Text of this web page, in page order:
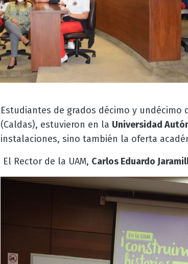
Estudiantes de grados décimo y undécimo
(Caldas), estuvieron en la Universidad
instalaciones, sino también la oferta
El Rector de la UAM, Carlos Eduardo